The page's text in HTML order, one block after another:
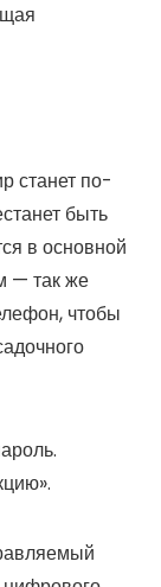
станет по-
быть
в основной
— так же
чтобы